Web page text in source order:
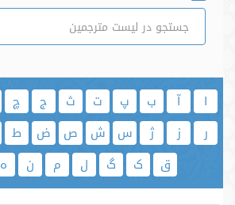
ا آ ب پ ت ث ج چ
ر
ز ژ س ش ص ض ط
ق
ک گ ل م ن ه